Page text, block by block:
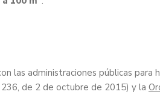
las administraciones públicas para
236, de 2 de octubre de 2015) y la